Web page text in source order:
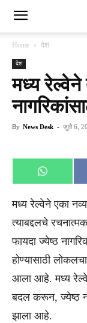
Home देश
देश
मध्य रेल्वेने
By News Desk - जुलै 6,
Share
on
WhatsApp
मध्य रेल्वेने एका
त्याबद्दलचे
फायदा ज्येष्ठ
होण्यासाठी
आला आहे. मध्य
बदल करून, ज्येष्ठ
झाला आहे.